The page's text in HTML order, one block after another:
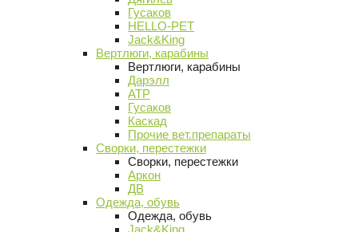
Гусаков
HELLO-PET
Jack&King
Вертлюги, карабины
Вертлюги, карабины
Дарэлл
АТР
Гусаков
Каскад
Прочие вет.препараты
Сворки, перестежки
Сворки, перестежки
Аркон
ДВ
Одежда, обувь
Одежда, обувь
Jack&King